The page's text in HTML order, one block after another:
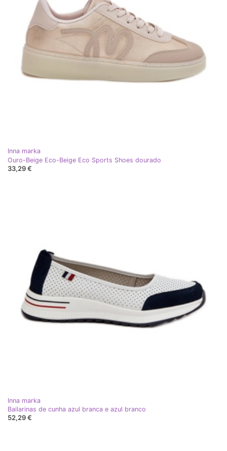
Inna marka
Ouro-Beige Eco-Beige Eco Sports Shoes dourado
33,29 €
Inna marka
Bailarinas de cunha azul branca e azul branco
52,29 €